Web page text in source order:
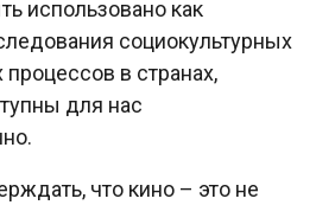
использовано как
социокультурных
процессов в странах,
для нас
что кино – это не